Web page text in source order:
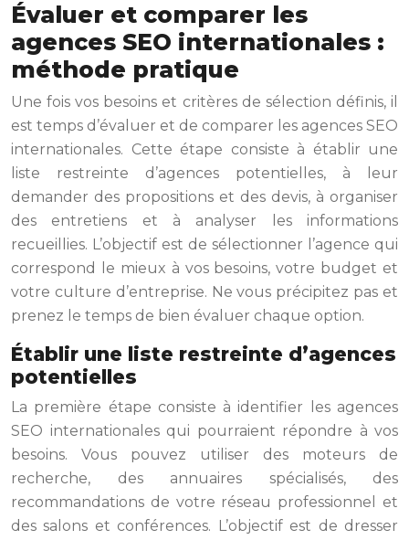
Évaluer et comparer les
agences SEO internationales :
méthode pratique
Une fois vos besoins et critères de sélection définis, il
est temps d’évaluer et de comparer les agences SEO
internationales. Cette étape consiste à établir une
liste restreinte d’agences potentielles, à leur
demander des propositions et des devis, à organiser
des entretiens et à analyser les informations
recueillies. L’objectif est de sélectionner l’agence qui
correspond le mieux à vos besoins, votre budget et
votre culture d’entreprise. Ne vous précipitez pas et
prenez le temps de bien évaluer chaque option.
Établir une liste restreinte d’agences
potentielles
La première étape consiste à identifier les agences
SEO internationales qui pourraient répondre à vos
besoins. Vous pouvez utiliser des moteurs de
recherche, des annuaires spécialisés, des
recommandations de votre réseau professionnel et
des salons et conférences. L’objectif est de dresser